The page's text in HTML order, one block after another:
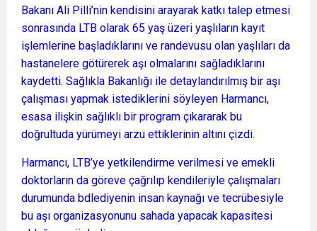
Bakanı Ali Pilli’nin kendisini arayarak katkı talep etmesi
sonrasında LTB olarak 65 yaş üzeri yaşlıların kayıt
işlemlerine başladıklarını ve randevusu olan yaşlıları da
hastanelere götürerek aşı olmalarını sağladıklarını
kaydetti. Sağlıkla Bakanlığı ile detaylandırılmış bir aşı
çalışması yapmak istediklerini söyleyen Harmancı,
esasa ilişkin sağlıklı bir program çıkararak bu
doğrultuda yürümeyi arzu ettiklerinin altını çizdi.
Harmancı, LTB’ye yetkilendirme verilmesi ve emekli
doktorların da göreve çağrılıp kendileriyle çalışmaları
durumunda bdlediyenin insan kaynağı ve tecrübesiyle
bu aşı organizasyonunu sahada yapacak kapasitesi